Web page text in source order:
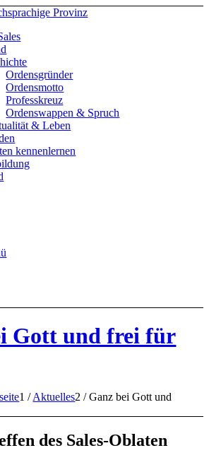
Ordensgründer
Ordensmotto
Professkreuz
Ordenswappen & Spruch
& Leben
kennenlernen
Gott und frei für
1 / Aktuelles2 / Ganz bei Gott und
des Sales-Oblaten